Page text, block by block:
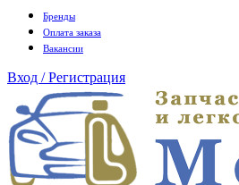
Бренды
Оплата заказа
Вакансии
Вход / Регистрация